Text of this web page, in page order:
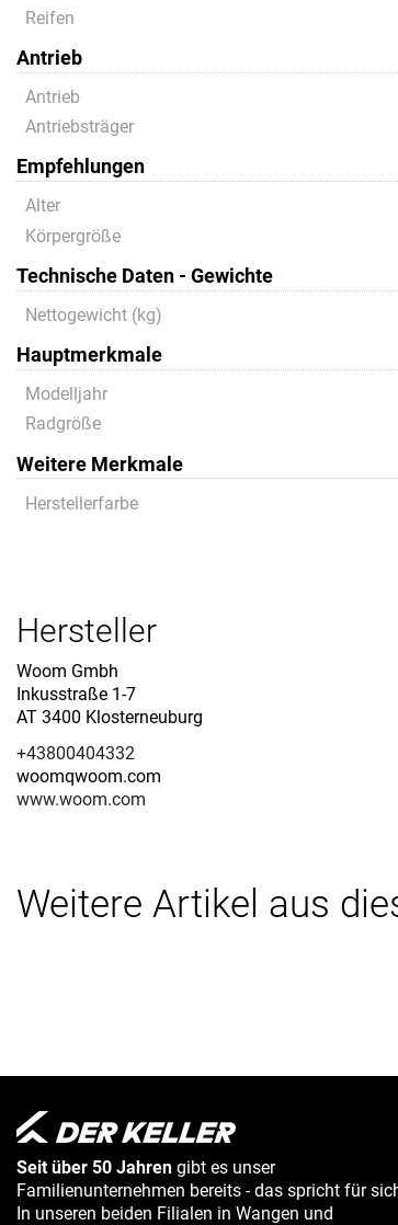
Reifen
Antrieb
Antrieb
Antriebsträger
Empfehlungen
Alter
Körpergröße
Technische Daten - Gewichte
Nettogewicht (kg)
Hauptmerkmale
Modelljahr
Radgröße
Weitere Merkmale
Herstellerfarbe
Hersteller
Woom Gmbh
Inkusstraße 1-7
AT 3400 Klosterneuburg
+43800404332
woomqwoom.com
www.woom.com
Weitere Artikel aus
Seit über 50 Jahren gibt es unser
Familienunternehmen bereits - das spricht für
In unseren beiden Filialen in Wangen und